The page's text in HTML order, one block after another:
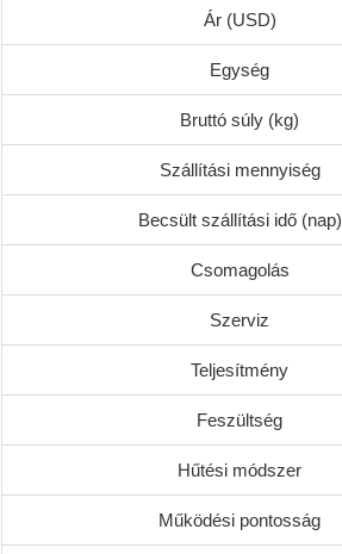
Ár (USD)
Egység
Bruttó súly (kg)
Szállítási mennyiség
Becsült szállítási idő (nap)
Csomagolás
Szerviz
Teljesítmény
Feszültség
Hűtési módszer
Működési pontosság